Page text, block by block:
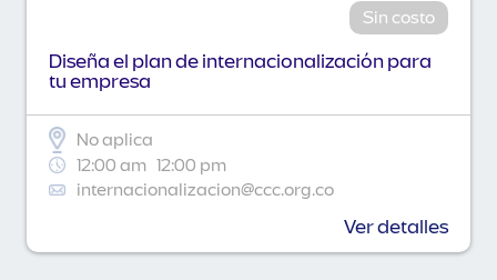
Sin costo
Diseña el plan de internacionalización para
tu empresa
No aplica
12:00 am 12:00 pm
internacionalizacion@ccc.org.co
Ver detalles